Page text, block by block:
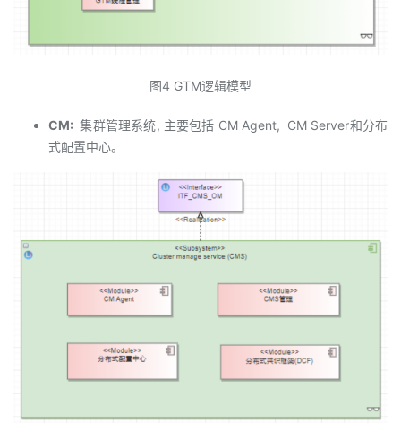
图4 GTM逻辑模型
CM: 集群管理系统, 主要包括 CM Agent, CM Server和分布
式配置中心。